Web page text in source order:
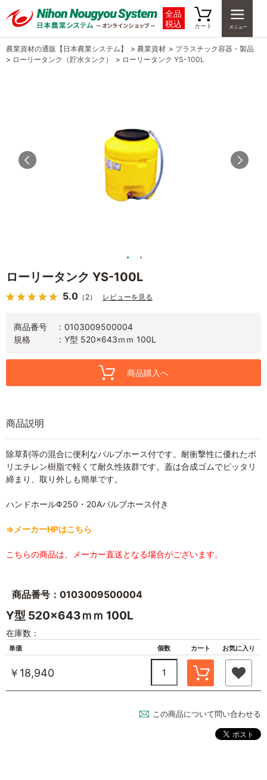
全品
税込
カート
農業資材の通販【日本農業システム】 > 農業資材 > プラスチック容器・製品
> ローリータンク（貯水タンク） > ローリータンク YS-100L
ローリータンク YS-100L
5.0 （2） レビューを見る
商品番号
0103009500004
規格
Y型 520×643ｍｍ 100L
商品購入へ
商品説明
除草剤等の混合に便利なバルブホース付です。耐衝撃性に優れたポ
リエチレン樹脂で軽くて耐久性抜群です。蓋は合成ゴムでピッタリ
締まり、取り外しも簡単です。
ハンドホールΦ250・20Aバルブホース付き
⇒メーカーHPはこちら
こちらの商品は、メーカー直送となる場合がございます。
商品番号：0103009500004
Y型 520×643ｍｍ 100L
在庫数：
単価 個数 カート お気に入り
￥18,940
この商品について問い合わせる